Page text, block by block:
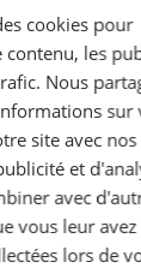
Miller
+ Noir
à 60 mm
Denudeur de cable,
Ripley Miller
cookies pour
contenu, les
Nous
sur
site avec nos
et
avec
vous leur
lors de